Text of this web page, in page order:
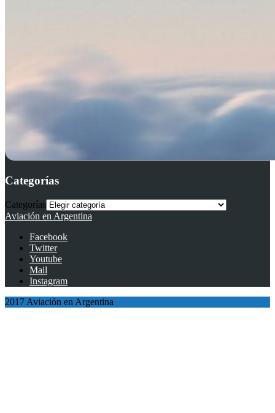
Categorías
Categorías
Aviación en Argentina
Facebook
Twitter
Youtube
Mail
Instagram
2017 Aviación en Argentina